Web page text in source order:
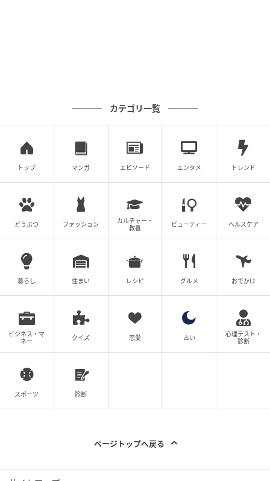
カテゴリ一覧
トップ マンガ エピソード エンタメ トレンド
どうぶつ ファッション
カルチャー・
教養
ビューティー ヘルスケア
暮らし 住まい レシピ グルメ おでかけ
ビジネス・マ
ネー
クイズ 恋愛 占い
心理テスト・
診断
スポーツ 診断
ページトップへ戻る